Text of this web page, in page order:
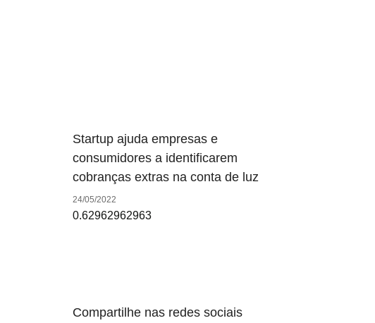
Startup ajuda empresas e
consumidores a identificarem
cobranças extras na conta de luz
24/05/2022
Compartilhe nas redes sociais